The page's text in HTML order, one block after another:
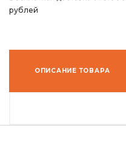
рублей
ОПИСАНИЕ ТОВАРА